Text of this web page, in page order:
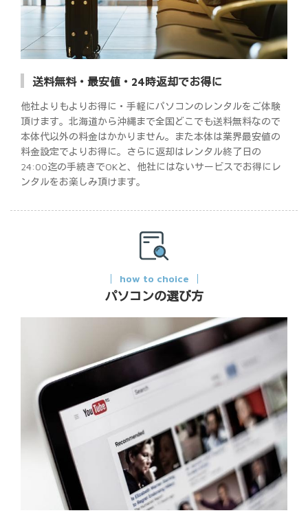
送料無料・最安値・24時返却でお得に
他社よりもよりお得に・手軽にパソコンのレンタルをご体験
頂けます。北海道から沖縄まで全国どこでも送料無料なので
本体代以外の料金はかかりません。また本体は業界最安値の
料金設定でよりお得に。さらに返却はレンタル終了日の
24:00迄の手続きでOKと、他社にはないサービスでお得にレ
ンタルをお楽しみ頂けます。
how to choice
パソコンの選び方